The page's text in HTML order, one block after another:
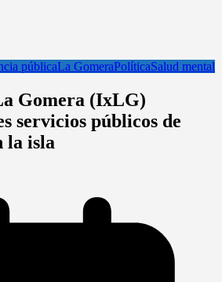
públicaLa GomeraPolíticaSalud mental
Gomera (IxLG)
servicios públicos de
la isla